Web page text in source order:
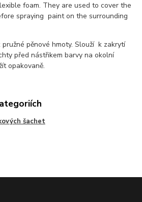
foam. They are used to cover the
spraying paint on the surrounding
pěnové hmoty. Slouží k zakrytí
před nástřikem barvy na okolní
opakovaně.
šachet